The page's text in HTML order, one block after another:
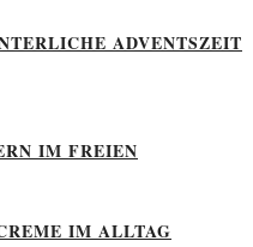
ADVENTSZEIT
IM FREIEN
IM ALLTAG